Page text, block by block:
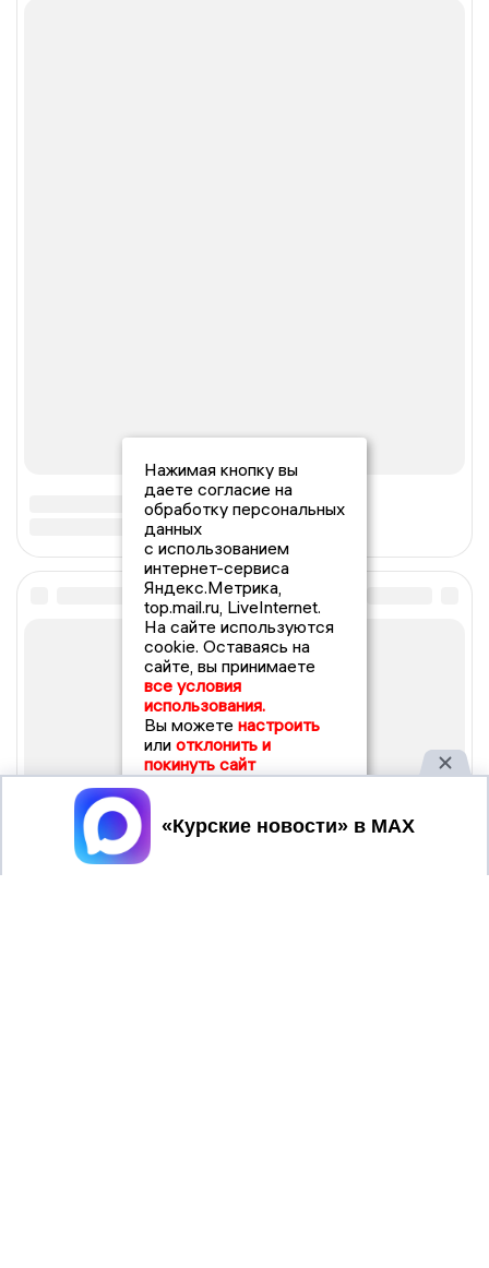
Нажимая кнопку вы
даете согласие на
обработку персональных
данных
с использованием
интернет-сервиса
Яндекс.Метрика,
top.mail.ru, LiveInternet.
На сайте используются
cookie. Оставаясь на
сайте, вы принимаете
все условия
использования.
Вы можете настроить
или отклонить и
покинуть сайт
Принять